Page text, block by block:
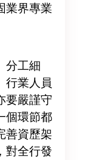
業界專業
分工細
行業人員
要嚴謹守
個環節都
善資歷架
對全行發